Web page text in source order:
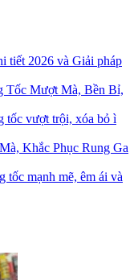
tiết 2026 và Giải pháp
Tốc Mượt Mà, Bền Bỉ,
tốc vượt trội, xóa bỏ ì
Khắc Phục Rung Ga
tốc mạnh mẽ, êm ái và